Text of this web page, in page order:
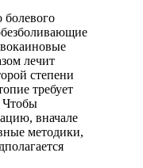
лечит
степени
требует
Чтобы
вначале
методики,